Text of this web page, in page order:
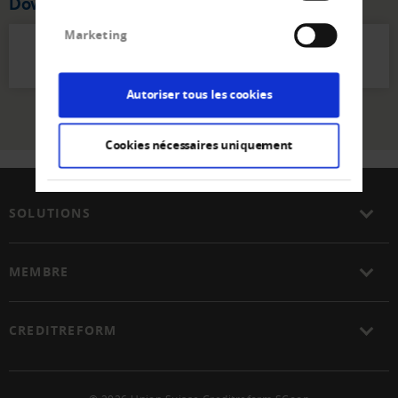
Marketing
Autoriser tous les cookies
Cookies nécessaires uniquement
SOLUTIONS
MEMBRE
CREDITREFORM